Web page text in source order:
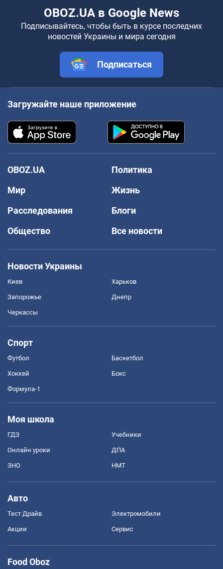
OBOZ.UA в Google News
Подписывайтесь, чтобы быть в курсе последних
новостей Украины и мира сегодня
Подписаться
Загружайте наше приложение
OBOZ.UA
Политика
Мир
Жизнь
Расследования
Блоги
Общество
Все новости
Новости Украины
Киев Харьков
Запорожье Днепр
Черкассы
Спорт
Футбол Баскетбол
Хоккей Бокс
Формула-1
Моя школа
ГДЗ Учебники
Онлайн уроки ДПА
ЗНО НМТ
Авто
Тест Драйв Электромобили
Акции Сервис
Food Oboz